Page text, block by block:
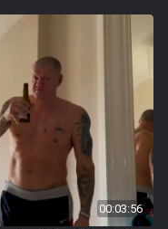
00:03:56